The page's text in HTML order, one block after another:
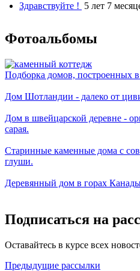
Здравствуйте ! 5 лет 7
Фотоальбомы
Подборка домов, построенных
Дом Шотландии - далеко от
Дом в швейцарской деревне -
сарая.
Старинные каменные дома с
глуши.
Деревянный дом в горах
Подписаться на
Оставайтесь в курсе всех
Предыдущие рассылки